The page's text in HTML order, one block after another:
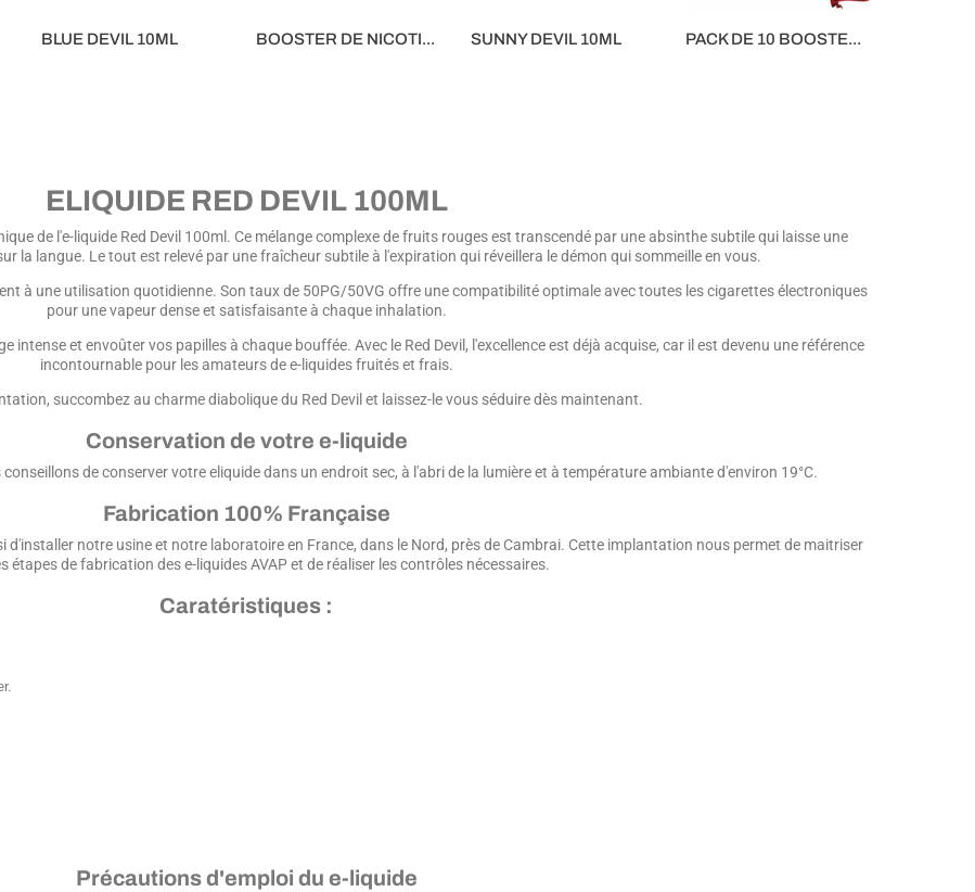
BLUE DEVIL 10ML BOOSTER DE NICOTI... SUNNY DEVIL 10ML PACK DE 10 BOOSTE...
ELIQUIDE RED DEVIL 100ML
de l'e-liquide Red Devil 100ml. Ce mélange complexe de fruits rouges est transcendé par une absinthe subtile qui laisse une
la langue. Le tout est relevé par une fraîcheur subtile à l'expiration qui réveillera le démon qui sommeille en vous.
à une utilisation quotidienne. Son taux de 50PG/50VG offre une compatibilité optimale avec toutes les cigarettes électroniques
pour une vapeur dense et satisfaisante à chaque inhalation.
intense et envoûter vos papilles à chaque bouffée. Avec le Red Devil, l'excellence est déjà acquise, car il est devenu une référence
incontournable pour les amateurs de e-liquides fruités et frais.
succombez au charme diabolique du Red Devil et laissez-le vous séduire dès maintenant.
Conservation de votre e-liquide
de conserver votre eliquide dans un endroit sec, à l'abri de la lumière et à température ambiante d'environ 19°C.
Fabrication 100% Française
notre usine et notre laboratoire en France, dans le Nord, près de Cambrai. Cette implantation nous permet de maitriser
étapes de fabrication des e-liquides AVAP et de réaliser les contrôles nécessaires.
Caratéristiques :
Précautions d'emploi du e-liquide